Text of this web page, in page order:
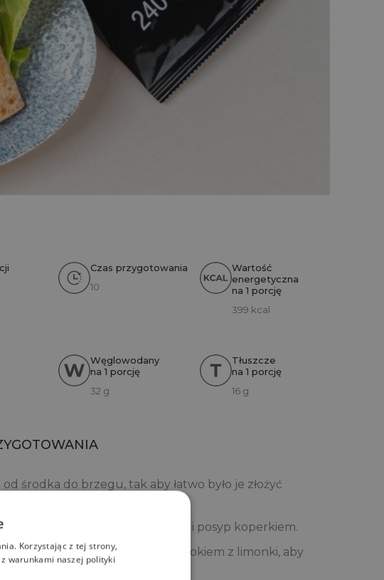
Czas przygotowania
10
Wartość
energetyczna
na 1 porcję
399 kcal
Węglowodany
na 1 porcję
32 g
Tłuszcze
na 1 porcję
16 g
środka do brzegu, tak aby łatwo było je złożyć
serkiem śmietankowym i posyp koperkiem.
i pokrój w plasterki. Skrop je sokiem z limonki, aby
Korzystając z tej strony,
warunkami naszej polityki